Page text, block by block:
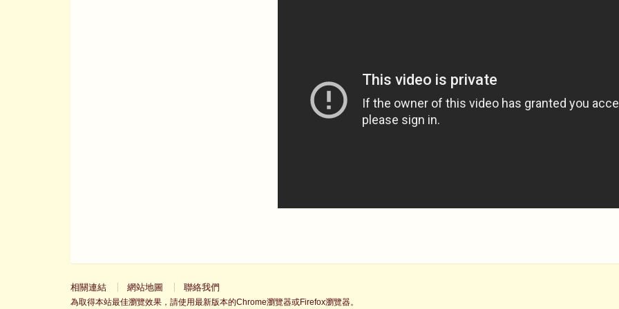
相關連結 網站地圖 聯絡我們
為取得本站最佳瀏覽效果，請使用最新版本的Chrome瀏覽器或Firefox瀏覽器。